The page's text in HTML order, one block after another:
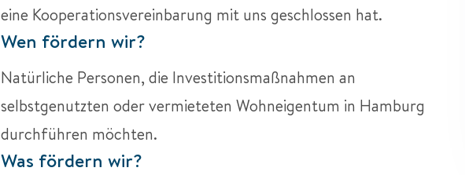
eine Kooperationsvereinbarung mit uns geschlossen hat.
Wen fördern wir?
Natürliche Personen, die Investitionsmaßnahmen an
selbstgenutzten oder vermieteten Wohneigentum in Hamburg
durchführen möchten.
Was fördern wir?